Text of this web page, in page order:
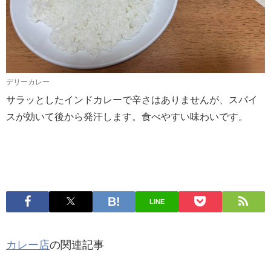
デリーカレー
サラッとしたインドカレーで辛さはありませんが、スパイ
スが効いて後から発汗します。食べやすい味わいです。
LINE
カレー店の関連記事